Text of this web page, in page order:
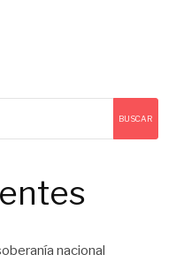
BUSCAR
nacional